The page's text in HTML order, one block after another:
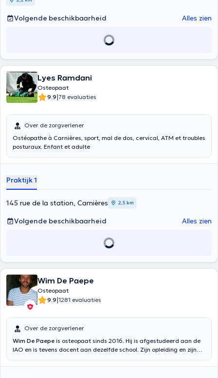
in Engeland. Ik heb me daarna bekwaamd en ik blijf me bekwamen in
Osteopathie kan een patiënt verzorgen vanaf zijn geboorte tot aan
mobiliteit van organen en gewrichten mogelijk. Zo kan ieder mens
baat hebben bij een osteopathische behandeling, of hij of zij nu
Volgende beschikbaarheid Alles zien
Lyes Ramdani
Osteopaat
9.9|78 evaluaties
Over de zorgverlener
Ostéopathe à Carnières, sport, mal de dos, cervical, ATM et troubles
posturaux. Enfant et adulte
Praktijk 1
145 rue de la station, Carnières 2,5 km
Volgende beschikbaarheid Alles zien
Wim De Paepe
Osteopaat
9.9|1281 evaluaties
Over de zorgverlener
Wim De Paepe is osteopaat sinds 2016. Hij is afgestudeerd aan de
IAO en is tevens docent aan dezelfde school. Zijn opleiding en zijn
behandelen bij volwassenen (sportbeoefenaars, sedentaire